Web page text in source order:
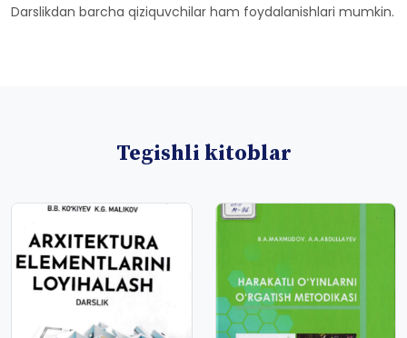
Darslikdan barcha qiziquvchilar ham foydalanishlari mumkin.
Tegishli kitoblar